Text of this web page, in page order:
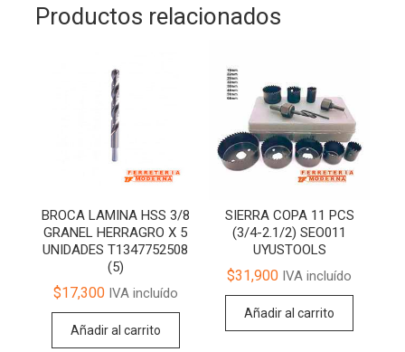
Productos relacionados
BROCA LAMINA HSS 3/8
GRANEL HERRAGRO X 5
UNIDADES T1347752508
(5)
$17,300IVA incluído
Añadir al carrito
SIERRA COPA 11 PCS
(3/4-2.1/2) SEO011
UYUSTOOLS
$31,900 IVA incluído
Añadir al carrito